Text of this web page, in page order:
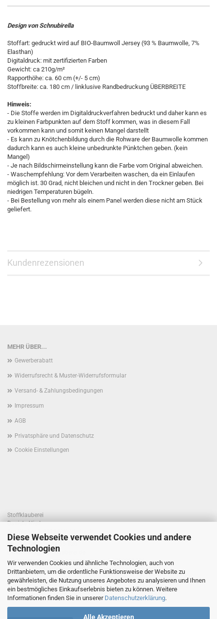
Diese Webseite verwendet Cookies und andere
Technologien
Wir verwenden Cookies und ähnliche Technologien, auch von
Drittanbietern, um die ordentliche Funktionsweise der Website zu
gewährleisten, die Nutzung unseres Angebotes zu analysieren und Ihnen
ein bestmögliches Einkaufserlebnis bieten zu können. Weitere
Informationen finden Sie in unserer Datenschutzerklärung.
Alle Akzeptieren
Design von Schnubirella
Stoffart: gedruckt wird auf BIO-Baumwoll Jersey (93 % Baumwolle, 7%
Elasthan)
Digitaldruck: mit zertifizierten Farben
Gewicht: ca 210g/m²
Rapporthöhe: ca. 60 cm (+/- 5 cm)
Stoffbreite: ca. 180 cm / linklusive Randbedruckung ÜBERBREITE
Hinweis:
- Die Stoffe werden im Digitaldruckverfahren bedruckt und daher kann es
zu kleinen Farbpunkten auf dem Stoff kommen, was in diesem Fall
vorkommen kann und somit keinen Mangel darstellt
- Es kann zu Knötchenbildung durch die Rohware der Baumwolle kommen
dadurch kann es auch kleine unbedrunkte Pünktchen geben. (kein
Mangel)
- Je nach Bildschirmeinstellung kann die Farbe vom Original abweichen.
- Waschempfehlung: Vor dem Verarbeiten waschen, da ein Einlaufen
möglich ist. 30 Grad, nicht bleichen und nicht in den Trockner geben. Bei
niedrigen Temperaturen bügeln.
- Bei Bestellung von mehr als einem Panel werden diese nicht am Stück
geliefert.
Kundenrezensionen
MEHR ÜBER...
Gewerberabatt
Widerrufsrecht & Muster-Widerrufsformular
Versand- & Zahlungsbedingungen
Impressum
AGB
Privatsphäre und Datenschutz
Cookie Einstellungen
Stoffklauberei
Daniela Hierl
Telefon +49 170 41 55 820
E-Mail: info@stoffklauberei.de
Umsatzsteuer-Identifikationsnummer: DE360021786
USt. wird nicht ausgewiesen (Kleinunternehmerregelung)